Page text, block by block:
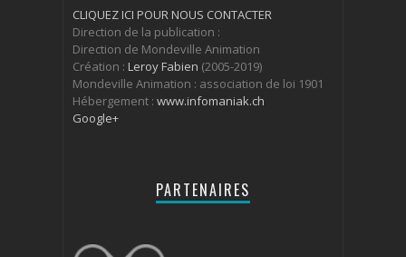
CLIQUEZ ICI POUR NOUS CONTACTER
Direction de la publication :
Direction de Mondeville Animation
Création : Leroy Fabien (2005-2019)
Mondeville Animation : association de loi 1901
Hébergement : www.infomaniak.ch
Google+
PARTENAIRES